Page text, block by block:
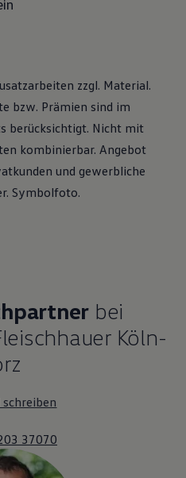
Flüssigkeiten
Modell finden
zzgl. Material.
bzw. Prämien sind im
berücksichtigt. Nicht mit
kombinierbar. Angebot
und gewerbliche
Symbolfoto.
bei
Köln-
schreiben
37070